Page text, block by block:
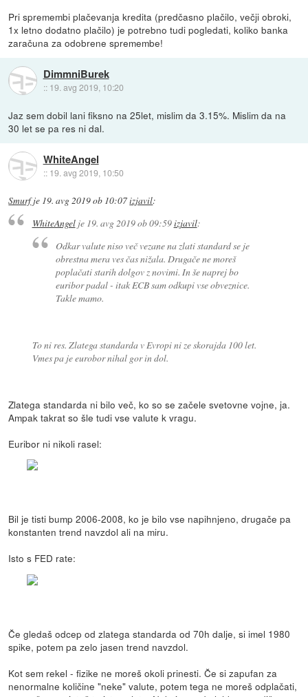
Pri spremembi plačevanja kredita (predčasno plačilo, večji obroki,
1x letno dodatno plačilo) je potrebno tudi pogledati, koliko banka
zaračuna za odobrene spremembe!
DimmniBurek
:: 19. avg 2019, 10:20
Jaz sem dobil lani fiksno na 25let, mislim da 3.15%. Mislim da na
30 let se pa res ni dal.
WhiteAngel
:: 19. avg 2019, 10:50
Smurfje 19. avg 2019 ob 10:07izjavil:
WhiteAngelje 19. avg 2019 ob 09:59izjavil:
Odkar valute niso več vezane na zlati standard se je
obrestna mera ves čas nižala. Drugače ne moreš
poplačati starih dolgov z novimi. In še naprej bo
euribor padal - itak ECB sam odkupi vse obveznice.
Takle mamo.
To ni res. Zlatega standarda v Evropi ni ze skorajda 100 let.
Vmes pa je eurobor nihal gor in dol.
Zlatega standarda ni bilo več, ko so se začele svetovne vojne, ja.
Ampak takrat so šle tudi vse valute k vragu.
Euribor ni nikoli rasel:
Bil je tisti bump 2006-2008, ko je bilo vse napihnjeno, drugače pa
konstanten trend navzdol ali na miru.
Isto s FED rate:
Če gledaš odcep od zlatega standarda od 70h dalje, si imel 1980
spike, potem pa zelo jasen trend navzdol.
Kot sem rekel - fizike ne moreš okoli prinesti. Če si zapufan za
nenormalne količine "neke" valute, potem tega ne moreš odplačati,